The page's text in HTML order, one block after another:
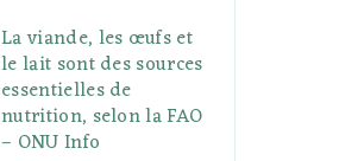
La viande, les œufs et
le lait sont des sources
essentielles de
nutrition, selon la FAO
– ONU Info